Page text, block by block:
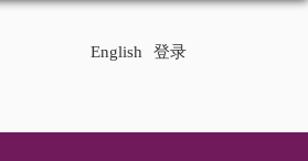
English 登录